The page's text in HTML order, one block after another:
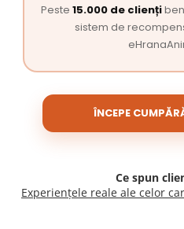
Peste 15.000 de clienți
sistem de
ÎNCEPE
Ce spun
Experiențele reale ale celor